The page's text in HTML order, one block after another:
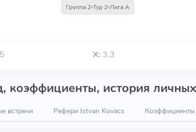
Группа 2 Тур 2 Лига А
Х: 3.3
коэффициенты, история
встречи Рефери Istvan Kovacs Коэффициенты